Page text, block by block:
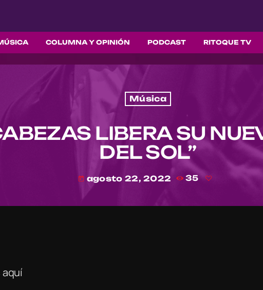
COLUMNA Y OPINIÓN PODCAST RITOQUE TV
Música
LIBERA SU
DEL SOL”
today agosto 22, 2022 35